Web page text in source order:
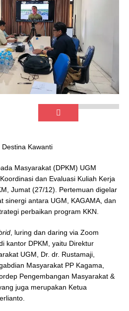
Destina Kawanti
Masyarakat (DPKM) UGM
dan Evaluasi Kuliah Kerja
Jumat (27/12). Pertemuan digelar
sinergi antara UGM, KAGAMA, dan
perbaikan program KKN.
, luring dan daring via Zoom
kantor DPKM, yaitu Direktur
UGM, Dr. dr. Rustamaji,
Masyarakat PP Kagama,
Pengembangan Masyarakat &
juga merupakan Ketua